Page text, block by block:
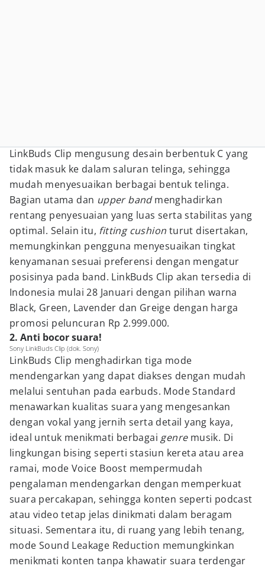
LinkBuds Clip mengusung desain berbentuk C yang
tidak masuk ke dalam saluran telinga, sehingga
mudah menyesuaikan berbagai bentuk telinga.
Bagian utama dan upper bandmenghadirkan
rentang penyesuaian yang luas serta stabilitas yang
optimal. Selain itu, fitting cushion turut disertakan,
memungkinkan pengguna menyesuaikan tingkat
kenyamanan sesuai preferensi dengan mengatur
posisinya pada band. LinkBuds Clip akan tersedia di
Indonesia mulai 28 Januari dengan pilihan warna
Black, Green, Lavender dan Greige dengan harga
promosi peluncuran Rp 2.999.000.
2. Anti bocor suara!
Sony LinkBuds Clip (dok. Sony)
LinkBuds Clip menghadirkan tiga mode
mendengarkan yang dapat diakses dengan mudah
melalui sentuhan pada earbuds. Mode Standard
menawarkan kualitas suara yang mengesankan
dengan vokal yang jernih serta detail yang kaya,
ideal untuk menikmati berbagai genremusik. Di
lingkungan bising seperti stasiun kereta atau area
ramai, mode Voice Boost mempermudah
pengalaman mendengarkan dengan memperkuat
suara percakapan, sehingga konten seperti podcast
atau video tetap jelas dinikmati dalam beragam
situasi. Sementara itu, di ruang yang lebih tenang,
mode Sound Leakage Reduction memungkinkan
menikmati konten tanpa khawatir suara terdengar